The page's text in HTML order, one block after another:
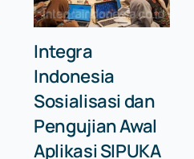
Integra
Indonesia
Sosialisasi dan
Pengujian Awal
Aplikasi SIPUKA